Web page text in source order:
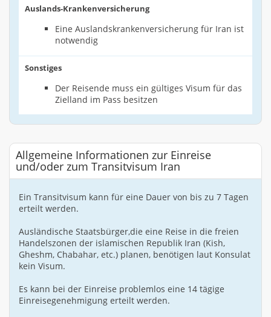
Auslands-Krankenversicherung
Eine Auslandskrankenversicherung für Iran ist
notwendig
Sonstiges
Der Reisende muss ein gültiges Visum für das
Zielland im Pass besitzen
Allgemeine Informationen zur Einreise
und/oder zum Transitvisum Iran
Ein Transitvisum kann für eine Dauer von bis zu 7 Tagen
erteilt werden.
Ausländische Staatsbürger,die eine Reise in die freien
Handelszonen der islamischen Republik Iran (Kish,
Gheshm, Chabahar, etc.) planen, benötigen laut Konsulat
kein Visum.
Es kann bei der Einreise problemlos eine 14 tägige
Einreisegenehmigung erteilt werden.